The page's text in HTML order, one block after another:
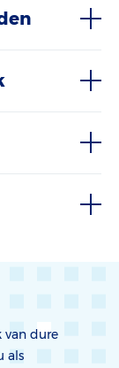
van dure
als